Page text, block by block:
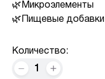
Микроэлементы
Пищевые добавки
Количество:
1